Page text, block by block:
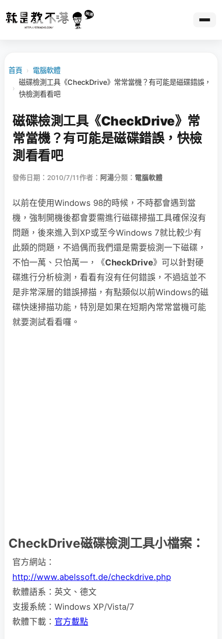
首頁 › 電腦軟體
›
磁碟檢測工具《CheckDrive》常常當機？有可能是磁碟錯誤，
快檢測看看吧
磁碟檢測工具《CheckDrive》常
常當機？有可能是磁碟錯誤，快檢
測看看吧
發佈日期：2010/7/11作者： 阿湯分類： 電腦軟體
以前在使用Windows 98的時候，不時都會遇到當
機，強制開機後都會要需進行磁碟掃描工具確保沒有
問題，後來進入到XP或至今Windows 7就比較少有
此類的問題，不過偶而我們還是需要檢測一下磁碟，
不怕一萬、只怕萬一，《CheckDrive》可以針對硬
碟進行分析檢測，看看有沒有任何錯誤，不過這並不
是非常深層的錯誤掃描，有點類似以前Windows的磁
碟快速掃描功能，特別是如果在短期內常常當機可能
就要測試看看囉。
CheckDrive磁碟檢測工具小檔案：
官方網站：
http://www.abelssoft.de/checkdrive.php
軟體語系：英文、德文
支援系統：Windows XP/Vista/7
軟體下載： 官方載點